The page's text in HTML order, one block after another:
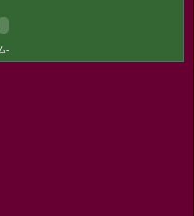
-